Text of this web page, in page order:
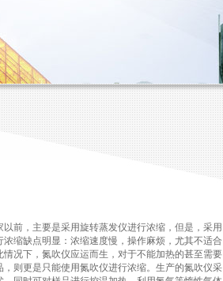
以前，主要是采用旋转蒸发仪进行浓缩，但是，采用
浓缩缺点明显：浓缩速度慢，操作麻烦，尤其不适合
情况下，氮吹仪应运而生，对于不能加热的甚至需要
，则更是只能使用氮吹仪进行浓缩。生产的氮吹仪采